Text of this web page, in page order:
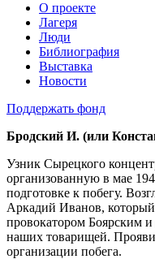
О проекте
Лагеря
Люди
Библиография
Выставка
Новости
Поддержать фонд
Бродский И. (или
Узник Сырецкого
организованную в мае
подготовке к побегу.
Аркадий Иванов, который
провокатором Боярским
наших товарищей.
организации побега.